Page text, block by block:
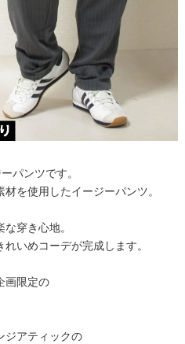
パンツです。
を使用したイージーパンツ。
穿き心地。
いめコーデが完成します。
画限定の
ジアティックの